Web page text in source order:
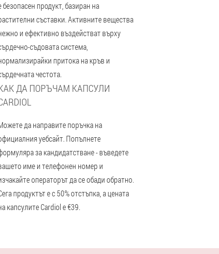
безопасен продукт, базиран на
съставки. Активните вещества
и ефективно въздействат върху
съдовата система,
притока на кръв и
честота.
ДА ПОРЪЧАМ КАПСУЛИ
да направите поръчка на
уебсайт. Попълнете
за кандидатстване - въведете
име и телефонен номер и
операторът да се обади обратно.
продуктът е с 50% отстъпка, а цената
капсулите Cardiol е €39.